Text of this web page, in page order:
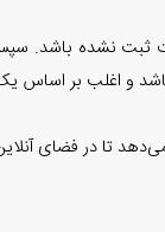
و اغلب بر اساس
تا در فضای